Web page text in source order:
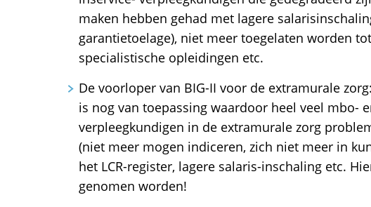
maken hebben gehad met lagere
garantietoelage), niet meer toegelaten worden
specialistische opleidingen etc.
De voorloper van BIG-II voor de extramurale zorg:
is nog van toepassing waardoor heel veel mbo-
verpleegkundigen in de extramurale zorg
(niet meer mogen indiceren, zich niet meer in
het LCR-register, lagere salaris-inschaling etc.
genomen worden!